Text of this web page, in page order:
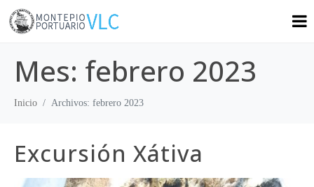
Mes: febrero 2023
Inicio Archivos: febrero 2023
Excursión Xátiva